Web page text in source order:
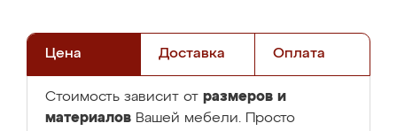
Цена Доставка Оплата
Стоимость зависит от размеров и
материалов Вашей мебели. Просто